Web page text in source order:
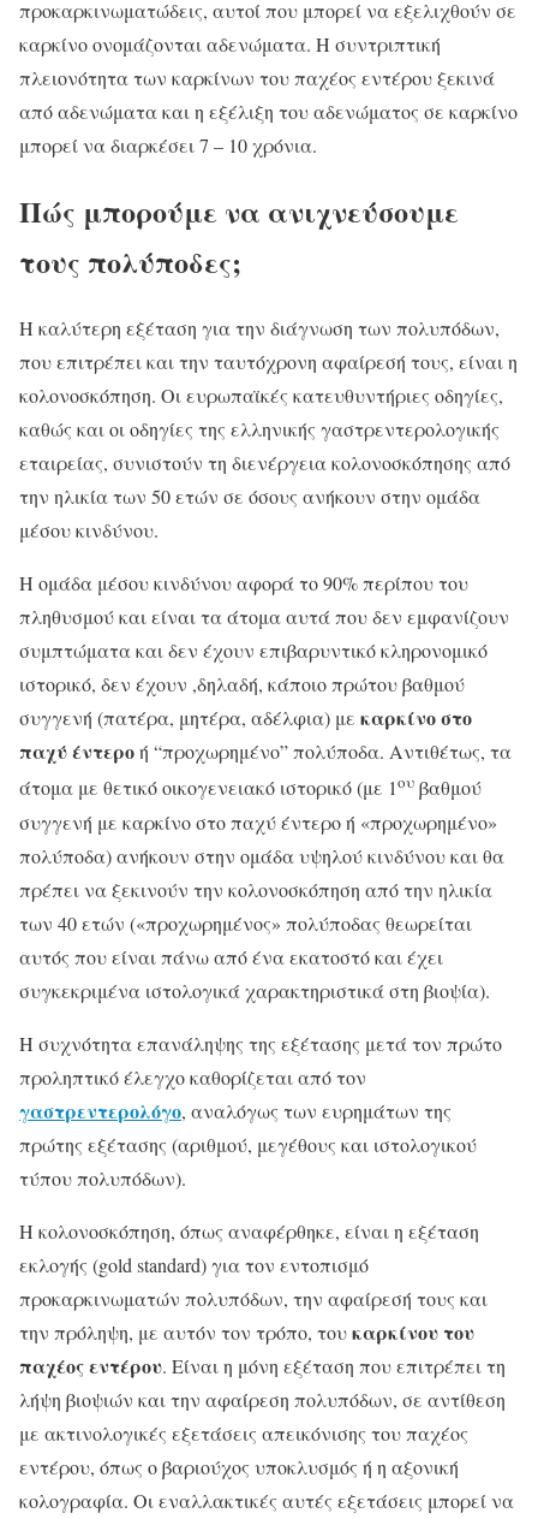
προκαρκινωματώδεις, αυτοί που μπορεί να εξελιχθούν σε
καρκίνο ονομάζονται αδενώματα. Η συντριπτική
πλειονότητα των καρκίνων του παχέος εντέρου ξεκινά
από αδενώματα και η εξέλιξη του αδενώματος σε καρκίνο
μπορεί να διαρκέσει 7 – 10 χρόνια.
Πώς μπορούμε να ανιχνεύσουμε
τους πολύποδες;
H καλύτερη εξέταση για την διάγνωση των πολυπόδων,
που επιτρέπει και την ταυτόχρονη αφαίρεσή τους, είναι η
κολονοσκόπηση. Οι ευρωπαϊκές κατευθυντήριες οδηγίες,
καθώς και οι οδηγίες της ελληνικής γαστρεντερολογικής
εταιρείας, συνιστούν τη διενέργεια κολονοσκόπησης από
την ηλικία των 50 ετών σε όσους ανήκουν στην ομάδα
μέσου κινδύνου.
Η ομάδα μέσου κινδύνου αφορά το 90% περίπου του
πληθυσμού και είναι τα άτομα αυτά που δεν εμφανίζουν
συμπτώματα και δεν έχουν επιβαρυντικό κληρονομικό
ιστορικό, δεν έχουν ,δηλαδή, κάποιο πρώτου βαθμού
συγγενή (πατέρα, μητέρα, αδέλφια) με καρκίνο στο
παχύ έντεροή “προχωρημένο” πολύποδα. Αντιθέτως, τα
άτομα με θετικό οικογενειακό ιστορικό (με 1ου βαθμού
συγγενή με καρκίνο στο παχύ έντερο ή «προχωρημένο»
πολύποδα) ανήκουν στην ομάδα υψηλού κινδύνου και θα
πρέπει να ξεκινούν την κολονοσκόπηση από την ηλικία
των 40 ετών («προχωρημένος» πολύποδας θεωρείται
αυτός που είναι πάνω από ένα εκατοστό και έχει
συγκεκριμένα ιστολογικά χαρακτηριστικά στη βιοψία).
Η συχνότητα επανάληψης της εξέτασης μετά τον πρώτο
προληπτικό έλεγχο καθορίζεται από τον
γαστρεντερολόγο, αναλόγως των ευρημάτων της
πρώτης εξέτασης (αριθμού, μεγέθους και ιστολογικού
τύπου πολυπόδων).
Η κολονοσκόπηση, όπως αναφέρθηκε, είναι η εξέταση
εκλογής (gold standard) για τον εντοπισμό
προκαρκινωματών πολυπόδων, την αφαίρεσή τους και
την πρόληψη, με αυτόν τον τρόπο, τουκαρκίνου του
παχέος εντέρου. Είναι η μόνη εξέταση που επιτρέπει τη
λήψη βιοψιών και την αφαίρεση πολυπόδων, σε αντίθεση
με ακτινολογικές εξετάσεις απεικόνισης του παχέος
εντέρου, όπως ο βαριούχος υποκλυσμός ή η αξονική
κολογραφία. Οι εναλλακτικές αυτές εξετάσεις μπορεί να